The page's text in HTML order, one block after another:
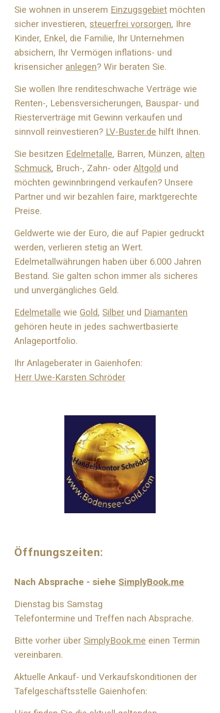
Sie wohnen in unserem Einzugsgebiet möchten
sicher investieren, steuerfrei vorsorgen, Ihre
Kinder, Enkel, die Familie, Ihr Unternehmen
absichern, Ihr Vermögen inflations- und
krisensicher anlegen? Wir beraten Sie.
Sie wollen Ihre renditeschwache Verträge wie
Renten-, Lebensversicherungen, Bauspar- und
Riesterverträge mit Gewinn verkaufen und
sinnvoll reinvestieren? LV-Buster.de hilft Ihnen.
Sie besitzen Edelmetalle, Barren, Münzen, alten
Schmuck, Bruch-, Zahn- oderAltgold und
möchten gewinnbringend verkaufen? Unsere
Partner und wir bezahlen faire, marktgerechte
Preise.
Geldwerte wie der Euro, die auf Papier gedruckt
werden, verlieren stetig an Wert.
Edelmetallwährungen haben über 6.000 Jahren
Bestand. Sie galten schon immer als sicheres
und unvergängliches Geld.
Edelmetalle wie Gold, Silber und Diamanten
gehören heute in jedes sachwertbasierte
Anlageportfolio.
Ihr Anlageberater in Gaienhofen:
Herr Uwe-Karsten Schröder
Öffnungszeiten:
Nach Absprache - siehe SimplyBook.me
Dienstag bis Samstag
Telefontermine und Treffen nach Absprache.
Bitte vorher über SimplyBook.me einen Termin
vereinbaren.
Aktuelle Ankauf- und Verkaufskonditionen der
Tafelgeschäftsstelle Gaienhofen: